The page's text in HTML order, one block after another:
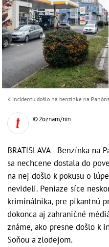
K incidentu došlo na benzínke na
© Zoznam/nin
BRATISLAVA - Benzínka na
sa nechcene dostala do
na nej došlo k pokusu o
nevideli. Peniaze síce
kriminálnika, pre pikantnú
dokonca aj zahraničné
známe, ako presne došlo k
Soňou a zlodejom.